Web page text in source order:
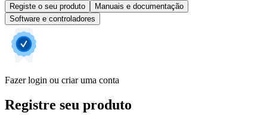
Registe o seu produto
Manuais e documentação
Software e controladores
Fazer login ou criar uma conta
Registre seu produto